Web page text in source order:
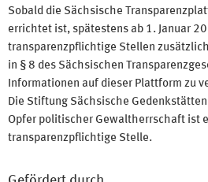
Sobald die Sächsische
errichtet ist, spätestens ab 1. Januar
transparenzpflichtige Stellen
in § 8 des Sächsischen
Informationen auf dieser Plattform zu
Die Stiftung Sächsische
Opfer politischer Gewaltherrschaft ist
transparenzpflichtige Stelle.